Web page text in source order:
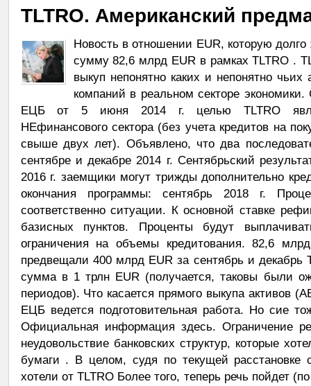
TLTRO. Американский
Новость в отношении EUR, которую
сумму 82,6 млрд EUR в рамках TLTRO .
выкуп непонятно каких и непонятно
компаний в реальном секторе
ЕЦБ от 5 июня 2014 г. целью TLTRO
НЕфинансового сектора (без учета кредитов на
свыше двух лет). Объявлено, что два
сентябре и декабре 2014 г. Сентябрьский
2016 г. заемщики могут трижды дополнительно
окончания программы: сентябрь 2018 г.
соответственно ситуации. К основной ставке
базисных пунктов. Проценты будут
ограничения на объемы кредитования. 82,6
предвещали 400 млрд EUR за сентябрь и
сумма в 1 трлн EUR (получается, таковы были
периодов). Что касается прямого выкупа активов
ЕЦБ ведется подготовительная работа. Но сие
Официальная информация здесь. Ограничение
неудовольствие банковских структур, которые
бумаги . В целом, судя по текущей расстановке
хотели от TLTRO Более того, теперь речь пойдет